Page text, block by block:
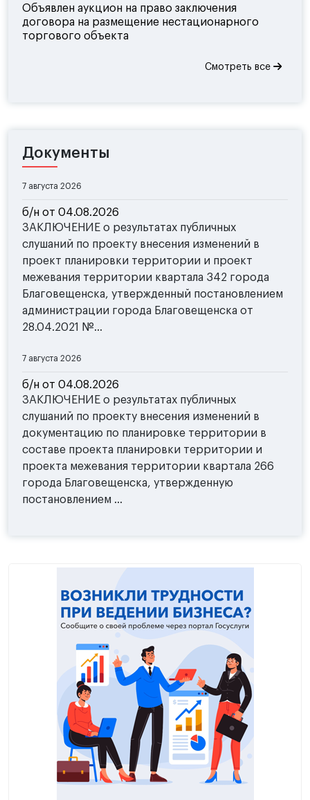
Объявлен аукцион на право заключения
договора на размещение нестационарного
торгового объекта
Смотреть все
Документы
7 августа 2026
б/н от 04.08.2026
ЗАКЛЮЧЕНИЕ о результатах публичных
слушаний по проекту внесения изменений в
проект планировки территории и проект
межевания территории квартала 342 города
Благовещенска, утвержденный постановлением
администрации города Благовещенска от
28.04.2021 №...
7 августа 2026
б/н от 04.08.2026
ЗАКЛЮЧЕНИЕ о результатах публичных
слушаний по проекту внесения изменений в
документацию по планировке территории в
составе проекта планировки территории и
проекта межевания территории квартала 266
города Благовещенска, утвержденную
постановлением ...